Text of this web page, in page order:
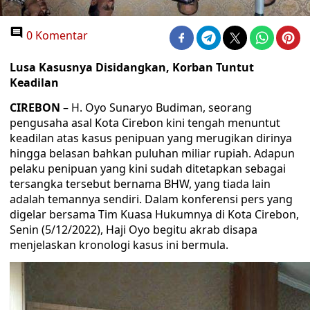
0 Komentar
Lusa Kasusnya Disidangkan, Korban Tuntut
Keadilan
CIREBON – H. Oyo Sunaryo Budiman, seorang
pengusaha asal Kota Cirebon kini tengah menuntut
keadilan atas kasus penipuan yang merugikan dirinya
hingga belasan bahkan puluhan miliar rupiah. Adapun
pelaku penipuan yang kini sudah ditetapkan sebagai
tersangka tersebut bernama BHW, yang tiada lain
adalah temannya sendiri. Dalam konferensi pers yang
digelar bersama Tim Kuasa Hukumnya di Kota Cirebon,
Senin (5/12/2022), Haji Oyo begitu akrab disapa
menjelaskan kronologi kasus ini bermula.